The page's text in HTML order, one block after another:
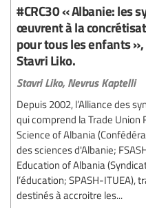
#CRC30 « Albanie: les
œuvrent à la
pour tous les enfants
Stavri Liko.
Stavri Liko, Nevrus Kaptelli
Depuis 2002, l’Alliance des
qui comprend la Trade Union
Science of Albania
des sciences d'Albanie;
Education of Albania
l’éducation; SPASH-ITUEA),
destinés à accroitre les...